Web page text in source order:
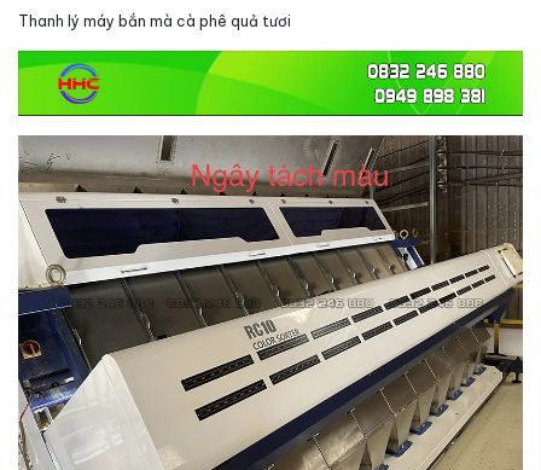
Thanh lý máy bắn mà cà phê quả tươi